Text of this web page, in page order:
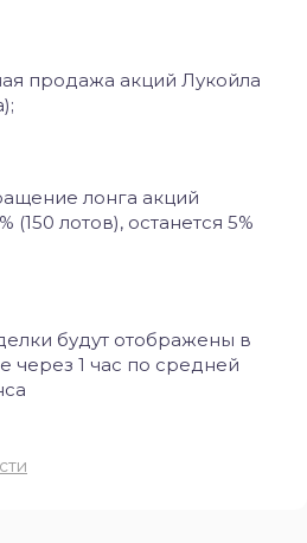
продажа акций Лукойла
лонга акций
(150 лотов), останется 5%
будут отображены в
через 1 час по средней